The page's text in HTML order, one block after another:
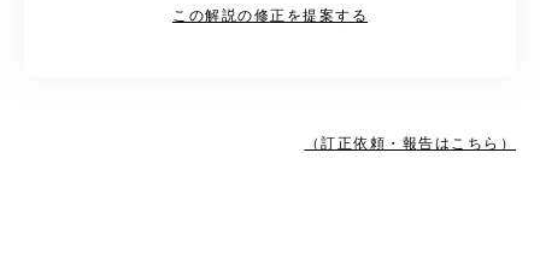
この解説の修正を提案する
（訂正依頼・報告はこちら）